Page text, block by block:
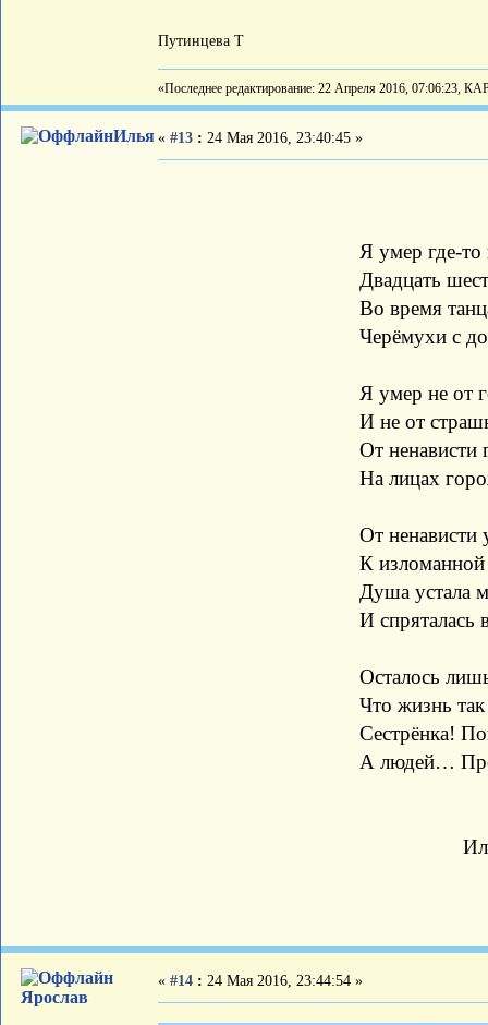
Путинцева Т
«Последнее редактирование: 22 Апреля 2016, 07:06:23,
Илья « #13 : 24 Мая 2016, 23:40:45 »
Я умер где-то в
Двадцать шестого,
Во время танца
Черёмухи с
Я умер не от
И не от страшных
От ненависти
На лицах
От ненависти
К изломанной
Душа устала
И спряталась в
Осталось лишь
Что жизнь так
Сестрёнка!
А людей…
Илья
Ярослав
« #14 : 24 Мая 2016, 23:44:54 »